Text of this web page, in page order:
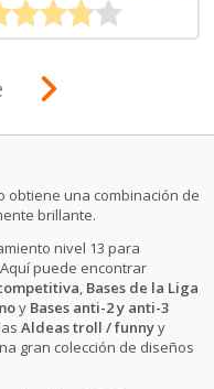
obtiene una combinación de
brillante.
nivel 13 para
puede encontrar
, Bases de la Liga
y Bases anti-2 y anti-3
Aldeas troll / funnyy
gran colección de diseños